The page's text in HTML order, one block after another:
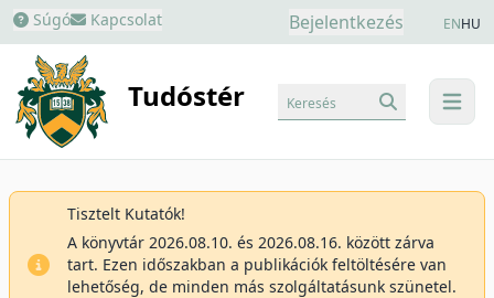
Súgó Kapcsolat Bejelentkezés ENHU
Tudóstér menu
Keresés
Tisztelt Kutatók!
A könyvtár 2026.08.10. és 2026.08.16. között zárva
tart. Ezen időszakban a publikációk feltöltésére van
lehetőség, de minden más szolgáltatásunk szünetel.